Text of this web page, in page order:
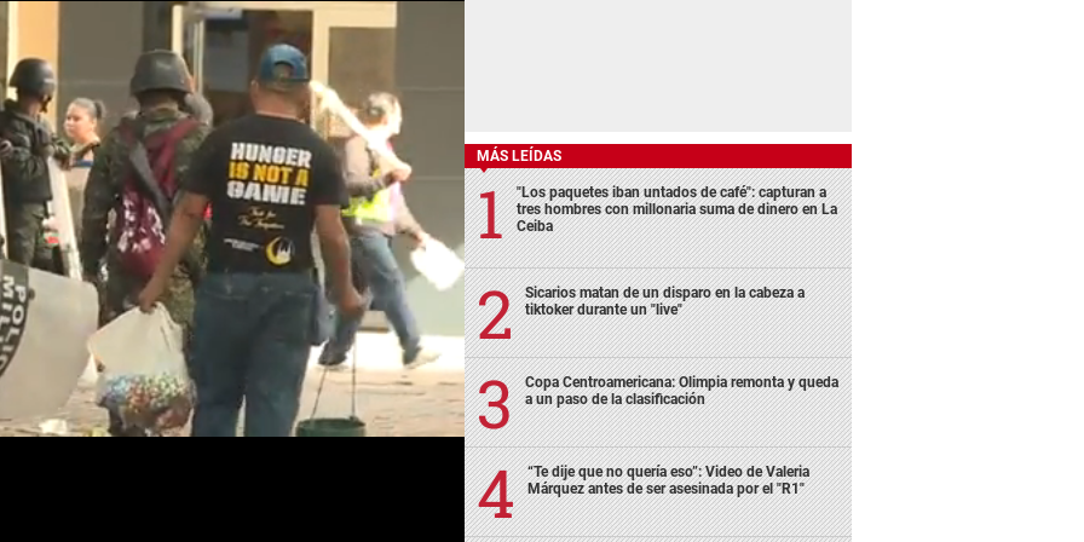
MÁS LEÍDAS
"Los paquetes iban untados de café": capturan a
tres hombres con millonaria suma de dinero en La
Ceiba
Sicarios matan de un disparo en la cabeza a
tiktoker durante un "live"
Copa Centroamericana: Olimpia remonta y queda
a un paso de la clasificación
“Te dije que no quería eso”: Video de Valeria
Márquez antes de ser asesinada por el "R1"